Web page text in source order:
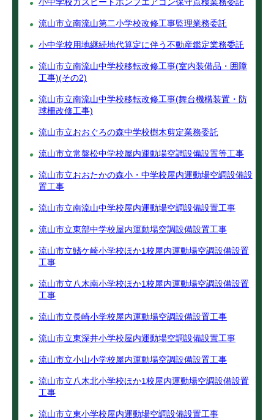
小中学校ガスヒートポンプエアコン保守点検業務委託
流山市立南流山第二小学校改修工事監理業務委託
小中学校用地継続地代算定に伴う不動産鑑定業務委託
流山市立南流山中学校移転改修工事(室内装備品・囲障
工事)(その2)
流山市立南流山中学校移転改修工事(舞台機構装置・防
球柵改修工事)
流山市立おおぐろの森中学校樹木剪定業務委託
流山市立常盤松中学校屋内運動場空調設備設置等工事
流山市立おおたかの森小・中学校屋内運動場空調設備設
置工事
流山市立南流山中学校屋内運動場空調設備設置工事
流山市立東部中学校屋内運動場空調設備設置工事
流山市立鰭ケ崎小学校ほか1校屋内運動場空調設備設置
工事
流山市立八木南小学校ほか1校屋内運動場空調設備設置
工事
流山市立長崎小学校屋内運動場空調設備設置工事
流山市立東深井小学校屋内運動場空調設備設置工事
流山市立小山小学校屋内運動場空調設備設置工事
流山市立八木北小学校ほか1校屋内運動場空調設備設置
工事
流山市立東小学校屋内運動場空調設備設置工事